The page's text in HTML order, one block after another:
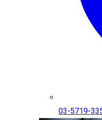
03-5719-